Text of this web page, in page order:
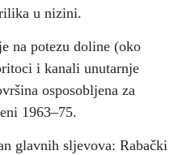
u nizini.
na potezu doline (oko
i kanali unutarnje
osposobljena za
1963–75.
glavnih sljevova: Rabački